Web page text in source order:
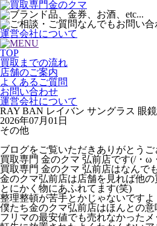
運営会社について
TOP
買取までの流れ
店舗のご案内
よくあるご質問
お問い合わせ
運営会社について
RAY BAN レイバン サングラス 眼
2026年07月01日
その他
ブログをご覧いただきありがとうご
買取専門 金のクマ 弘前店です(/・ω
買取専門 金のクマ 弘前店はなんで
金のクマ弘前店は店舗を見れば他
とにかく物にあふれてます(笑)
整理整頓が苦手とかじゃないです
僕たち金のクマ弘前店はほんとの
フリマの最安値でも売れなかったメ